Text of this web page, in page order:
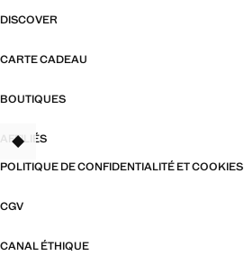
DISCOVER
CARTE CADEAU
BOUTIQUES
AFFILIÉS
POLITIQUE DE CONFIDENTIALITÉ ET COOKIES
CGV
CANAL ÉTHIQUE